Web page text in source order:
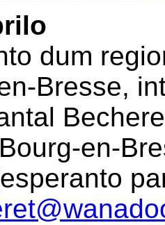
dum
Bresse,
en-